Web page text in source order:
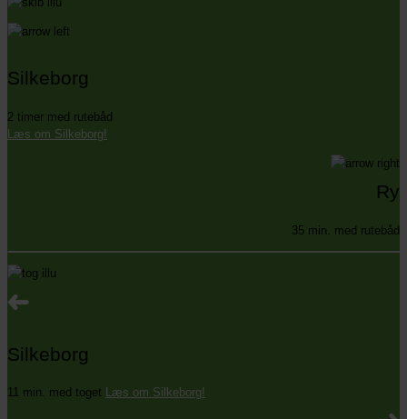
Silkeborg
2 timer med rutebåd
Læs om Silkeborg!
Ry
35 min. med rutebåd
Silkeborg
11 min. med toget Læs om Silkeborg!